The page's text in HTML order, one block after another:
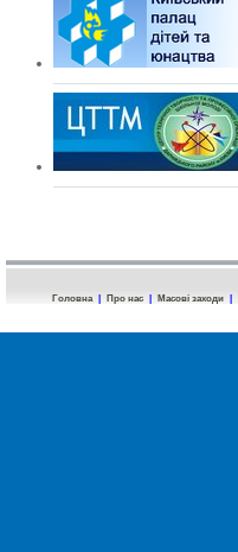
Головна Про нас Масові заходи